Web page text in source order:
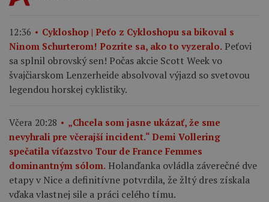
12:36
Cykloshop | Peťo z Cykloshopu sa bikoval s
Ninom Schurterom! Pozrite sa, ako to vyzeralo. Peťovi
sa splnil obrovský sen! Počas akcie Scott Week vo
švajčiarskom Lenzerheide absolvoval výjazd so svetovou
legendou horskej cyklistiky.
Včera 20:28
„Chcela som jasne ukázať, že sme
nevyhrali pre včerajší incident.“ Demi Vollering
spečatila víťazstvo Tour de France Femmes
dominantným sólom. Holanďanka ovládla záverečné dve
etapy v Nice a definitívne potvrdila, že žltý dres získala
vďaka vlastnej sile a práci celého tímu.